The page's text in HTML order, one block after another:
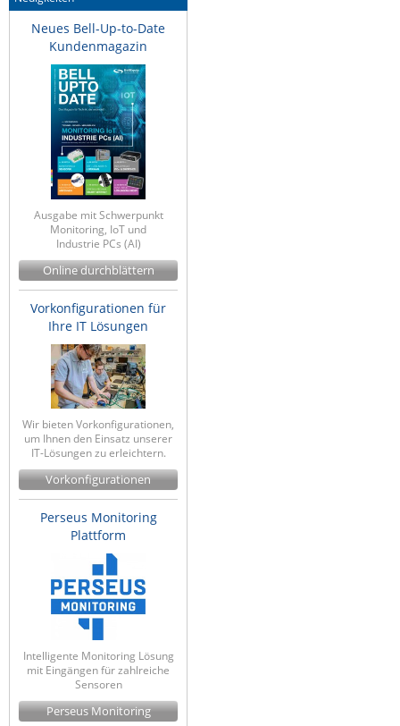
Neues Bell-Up-to-Date
Kundenmagazin
Ausgabe mit Schwerpunkt
Monitoring, IoT und
Industrie PCs (AI)
Online durchblättern
Vorkonfigurationen für
Ihre IT Lösungen
Wir bieten Vorkonfigurationen,
um Ihnen den Einsatz unserer
IT-Lösungen zu erleichtern.
Vorkonfigurationen
Perseus Monitoring
Plattform
Intelligente Monitoring Lösung
mit Eingängen für zahlreiche
Sensoren
Perseus Monitoring